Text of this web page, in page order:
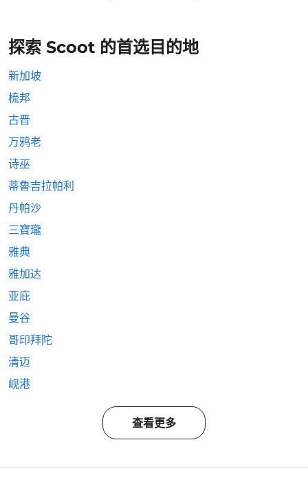
探索 Scoot 的首选目的地
新加坡
梳邦
古晋
万鸦老
诗巫
蒂魯吉拉帕利
丹帕沙
三寶瓏
雅典
雅加达
亚庇
曼谷
哥印拜陀
清迈
岘港
查看更多